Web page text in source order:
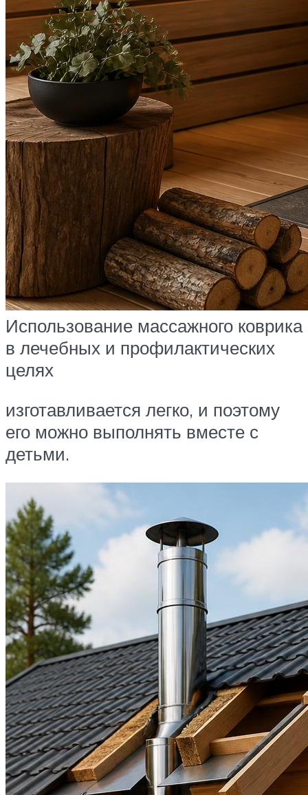
Использование массажного коврика
в лечебных и профилактических
целях
изготавливается легко, и поэтому
его можно выполнять вместе с
детьми.